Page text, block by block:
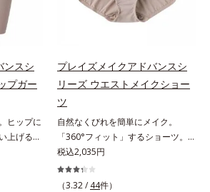
ンスシ
プガー
ヒップに
上げるよ
丸みをメ
美しく魅
イズメイ
プレイズメイクアドバンスシ
リーズ ウエストメイクショー
ツ
自然なくびれを簡単にメイク。
「360°フィット」するショーツ。
フロント＆マチの肌側は綿100％素
材でここちいい「大人世代のボディ
を美しく魅せる」という発想の「プ
税込2,035円
（3.32 / 44件）